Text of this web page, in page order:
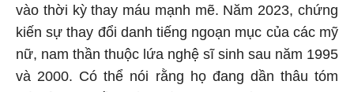
vào thời kỳ thay máu mạnh mẽ. Năm 2023, chứng
kiến sự thay đổi danh tiếng ngoạn mục của các mỹ
nữ, nam thần thuộc lứa nghệ sĩ sinh sau năm 1995
và 2000. Có thể nói rằng họ đang dần thâu tóm